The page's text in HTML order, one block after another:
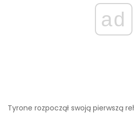
ad
Tyrone rozpoczął swoją pierwszą